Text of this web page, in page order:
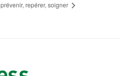
prévenir, repérer, soigner